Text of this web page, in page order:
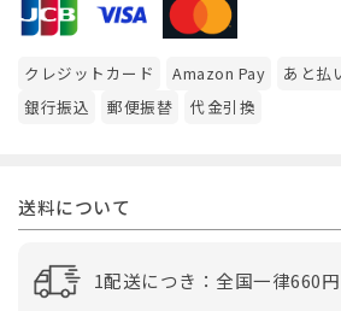
クレジットカード Amazon Pay
あと払
銀行振込
郵便振替 代金引換
送料について
1配送につき：全国一律660円